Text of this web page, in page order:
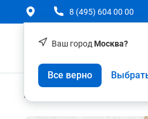
Ваш город Москва?
Все верно
8 (495) 604 00 00
Геодезическое оборудование